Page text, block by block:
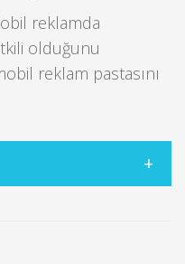
reklamda
olduğunu
reklam pastasını